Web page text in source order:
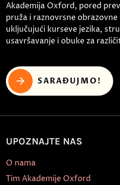
Akademija Oxford, pored
pruža i raznovrsne obrazovne
uključujući kurseve jezika,
usavršavanje i obuke za
SARAĐUJMO!
UPOZNAJTE NAS
O nama
Tim Akademije Oxford